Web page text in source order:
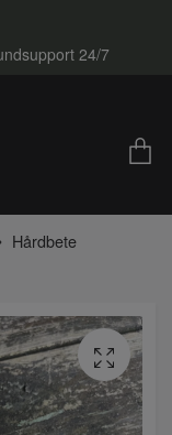
24/7
Hårdbete